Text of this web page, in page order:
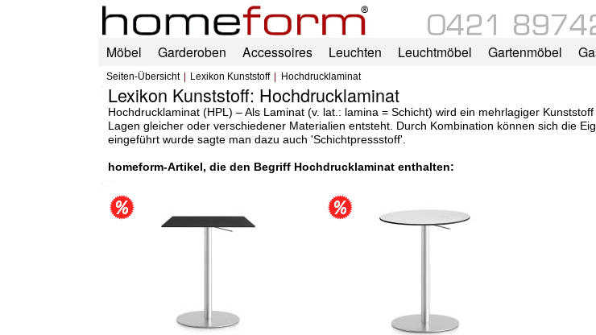
Möbel Garderoben Accessoires Leuchten Leuchtmöbel Gartenmöbel
Seiten-Übersicht Lexikon Kunststoff Hochdrucklaminat
Lexikon Kunststoff: Hochdrucklaminat
Hochdrucklaminat (HPL) – Als Laminat (v. lat.: lamina = Schicht) wird ein mehrlagiger
Lagen gleicher oder verschiedener Materialien entsteht. Durch Kombination können sich die
eingeführt wurde sagte man dazu auch 'Schichtpressstoff'.
homeform-Artikel, die den Begriff Hochdrucklaminat enthalten: